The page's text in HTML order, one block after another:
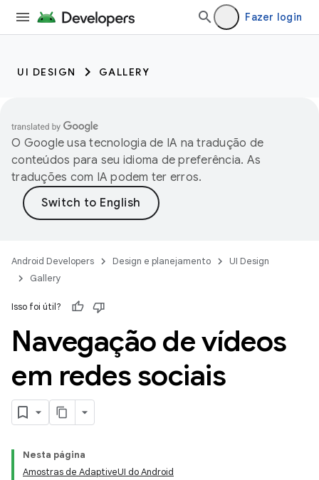
Fazer login
UI DESIGN GALLERY
O Google usa tecnologia de IA na tradução de
conteúdos para seu idioma de preferência. As
traduções com IA podem ter erros.
Android Developers Design e planejamento
UI Design
Gallery
Isso foi útil?
Navegação de vídeos
em redes sociais
Nesta página
Amostras de AdaptiveUI do Android